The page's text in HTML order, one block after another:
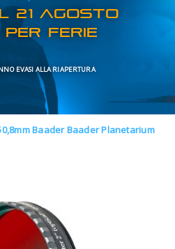
PER
Baader Baader Planetarium